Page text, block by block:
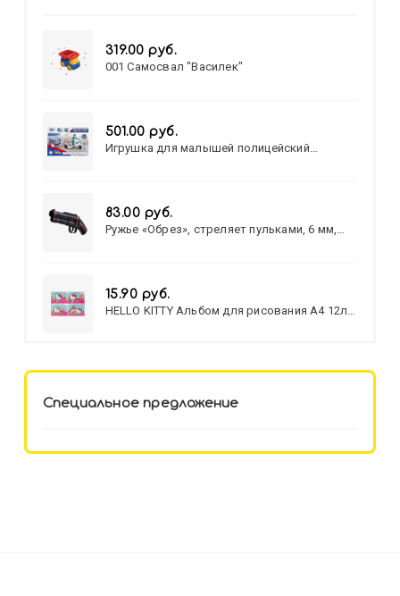
319.00 руб.
001 Самосвал "Василек"
501.00 руб.
Игрушка для малышей полицейский
83.00 руб.
Ружье «Обрез», стреляет пульками, 6 мм,
15.90 руб.
HELLO KITTY Альбом для рисования А4 12л.
Специальное предложение